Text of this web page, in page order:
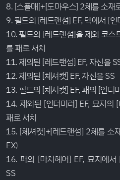
8. [스플매]+[도마우스] 2체를 소재
9. 필드의 [레드랜섬] EF, 덱에서 [
10. 필드의 [레드랜섬]을 제외 코스
를 패로 서치
11. 제외된 [레드랜섬] EF, 자신을
12. 제외된 [체셔캣] EF, 자신을 SS
13. 필드의 [체셔캣] EF, 패의 [인더
14. 제외된 [인더미러] EF, 묘지의
패로 서치
15. [체셔캣]+[레드랜섬] 2체를 소
EX)
16. 패의 [마치헤어] EF, 묘지에
SS